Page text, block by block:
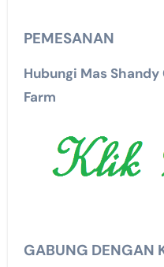
PEMESANAN
Hubungi Mas Shandy
Farm
GABUNG DENGAN